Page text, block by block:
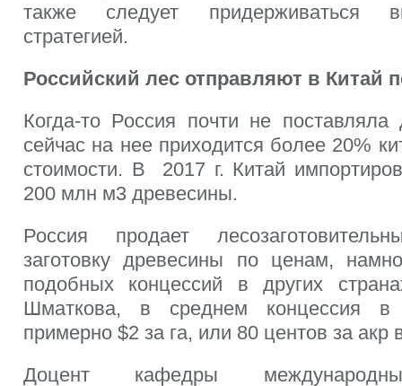
также следует придерживаться
стратегией.
Российский лес отправляют в Китай
Когда-то Россия почти не
сейчас на нее приходится более 20%
стоимости. В 2017 г. Китай
200 млн м3 древесины.
Россия продает
заготовку древесины по ценам,
подобных концессий в других
Шматкова, в среднем концессия в
примерно $2 за га, или 80 центов за акр
Доцент кафедры